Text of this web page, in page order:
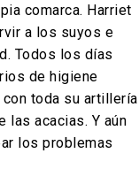
comarca. Harriet
a los suyos e
Todos los días
de higiene
toda su artillería
acacias. Y aún
los problemas